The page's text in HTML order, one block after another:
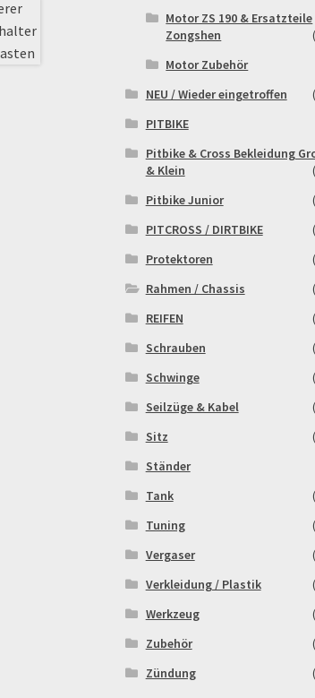
Motor ZS 190 & Ersatzteile
Zongshen
Motor Zubehör
NEU / Wieder eingetroffen
PITBIKE
Pitbike & Cross Bekleidung
& Klein
Pitbike Junior
PITCROSS / DIRTBIKE
Protektoren
Rahmen / Chassis
REIFEN
Schrauben
Schwinge
Seilzüge & Kabel
Sitz
Ständer
Tank
Tuning
Vergaser
Verkleidung / Plastik
Werkzeug
Zubehör
Zündung